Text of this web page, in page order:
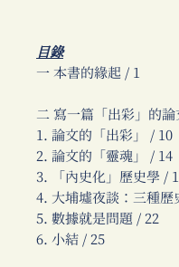
目錄
一 本書的緣起 / 1
二 寫一篇「出彩」的論
1. 論文的「出彩」 / 10
2. 論文的「靈魂」 / 14
3. 「內史化」歷史學 /
4. 大埔墟夜談：三種歷
5. 數據就是問題 / 22
6. 小結 / 25